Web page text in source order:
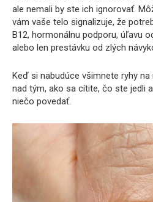
ale nemali by ste ich ignorovať.
vám vaše telo signalizuje, že
B12, hormonálnu podporu, úľavu
alebo len prestávku od zlých
Keď si nabudúce všimnete ryhy
nad tým, ako sa cítite, čo ste jedli
niečo povedať.